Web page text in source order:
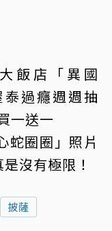
飯店「異國
過癮週週抽
一送一
蛇圈圈」照片
沒有極限！
披薩